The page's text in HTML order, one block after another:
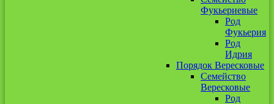
Фукьериевые
Род
Фукьерия
Род
Идрия
Порядок Вересковые
Семейство
Вересковые
Род